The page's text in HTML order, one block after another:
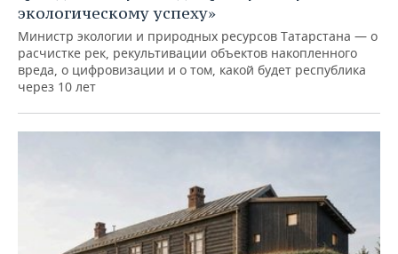
экологическому успеху»
Министр экологии и природных ресурсов Татарстана — о
расчистке рек, рекультивации объектов накопленного
вреда, о цифровизации и о том, какой будет республика
через 10 лет